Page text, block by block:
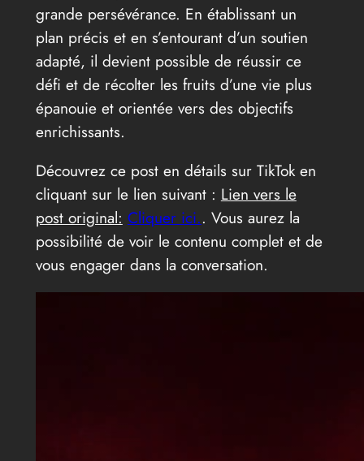
grande persévérance. En établissant un
plan précis et en s’entourant d’un soutien
adapté, il devient possible de réussir ce
défi et de récolter les fruits d’une vie plus
épanouie et orientée vers des objectifs
enrichissants.
Découvrez ce post en détails sur TikTok en
cliquant sur le lien suivant : Lien vers le
post original: Cliquer ici.. Vous aurez la
possibilité de voir le contenu complet et de
vous engager dans la conversation.